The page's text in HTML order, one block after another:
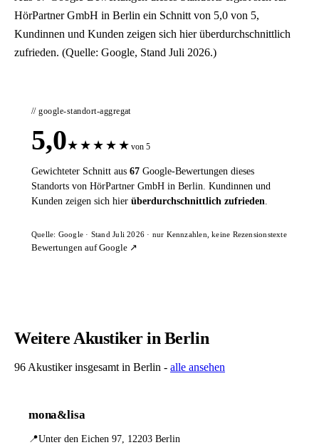
HörPartner GmbH in Berlin ein Schnitt von 5,0 von 5,
Kundinnen und Kunden zeigen sich hier überdurchschnittlich
zufrieden. (Quelle: Google, Stand Juli 2026.)
// google-standort-aggregat
5,0★ ★ ★ ★ ★ von 5
Gewichteter Schnitt aus 67 Google-Bewertungen dieses
Standorts von HörPartner GmbH in Berlin. Kundinnen und
Kunden zeigen sich hier überdurchschnittlich zufrieden.
Quelle: Google · Stand Juli 2026 · nur Kennzahlen, keine Rezensionstexte
Bewertungen auf Google ↗
Weitere Akustiker in Berlin
96 Akustiker insgesamt in Berlin - alle ansehen
mona&lisa
📍Unter den Eichen 97, 12203 Berlin